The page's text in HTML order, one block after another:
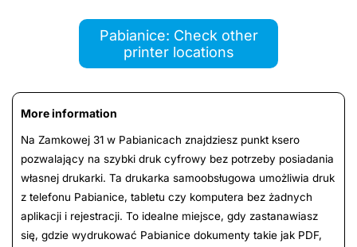
Pabianice: Check other
printer locations
More information
Na Zamkowej 31 w Pabianicach znajdziesz punkt ksero
pozwalający na szybki druk cyfrowy bez potrzeby posiadania
własnej drukarki. Ta drukarka samoobsługowa umożliwia druk
z telefonu Pabianice, tabletu czy komputera bez żadnych
aplikacji i rejestracji. To idealne miejsce, gdy zastanawiasz
się, gdzie wydrukować Pabianice dokumenty takie jak PDF,